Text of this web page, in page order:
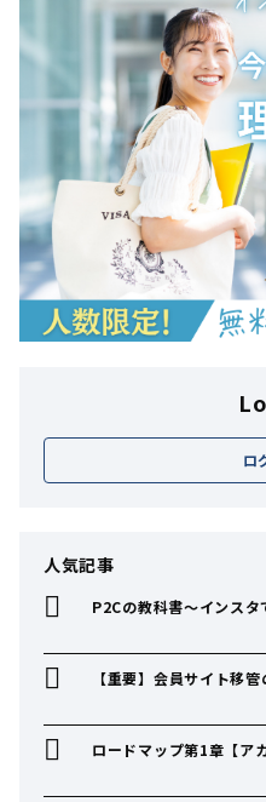
ロ
人気記事
P2Cの教科書〜インス
【重要】会員サイト移
ロードマップ第1章【ア